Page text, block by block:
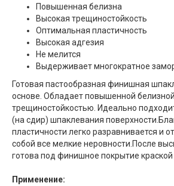
Повышенная белизна
Высокая трещиностойкость
Оптимальная пластичность
Высокая адгезия
Не мелится
Выдерживает многократное
Готовая пастообразная финишная
основе. Обладает повышенной
трещиностойкостью. Идеально
(на сдир) шпаклевания
пластичности легко разравнивается и
собой все мелкие неровности.После
готова под финишное покрытие краской
Применение: